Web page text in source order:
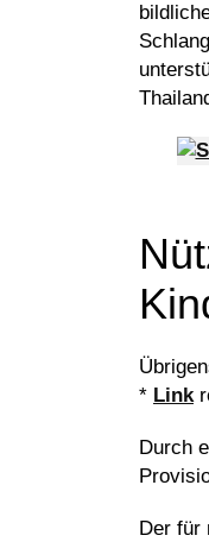
* Link
Durch
Der für